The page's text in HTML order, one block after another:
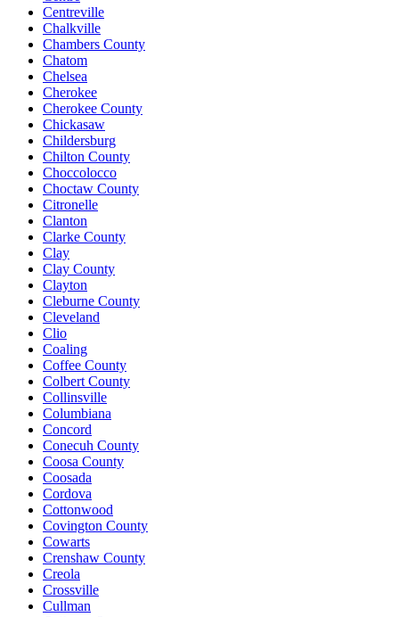
Centreville
Chalkville
Chambers County
Chatom
Chelsea
Cherokee
Cherokee County
Chickasaw
Childersburg
Chilton County
Choccolocco
Choctaw County
Citronelle
Clanton
Clarke County
Clay
Clay County
Clayton
Cleburne County
Cleveland
Clio
Coaling
Coffee County
Colbert County
Collinsville
Columbiana
Concord
Conecuh County
Coosa County
Coosada
Cordova
Cottonwood
Covington County
Cowarts
Crenshaw County
Creola
Crossville
Cullman